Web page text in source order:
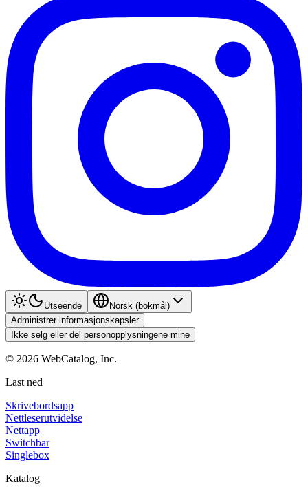
Utseende
Norsk (bokmål)
Administrer informasjonskapsler
Ikke selg eller del personopplysningene mine
© 2026 WebCatalog, Inc.
Last ned
Skrivebordsapp
Nettleserutvidelse
Nettapp
Switchbar
Singlebox
Katalog